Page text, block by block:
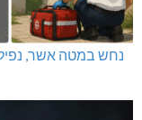
נחש במטה אשר,